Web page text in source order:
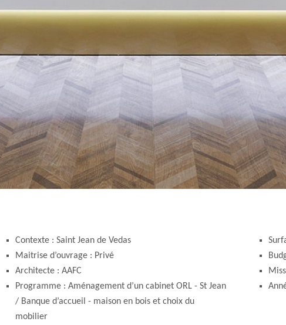
Contexte : Saint Jean de Vedas
Maitrise d’ouvrage : Privé
Architecte : AAFC
Programme : Aménagement d’un cabinet ORL - St Jean
/ Banque d’accueil - maison en bois et choix du
mobilier